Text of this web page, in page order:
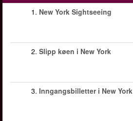
1. New York Sightseeing
2. Slipp køen i New York
3. Inngangsbilletter i New York